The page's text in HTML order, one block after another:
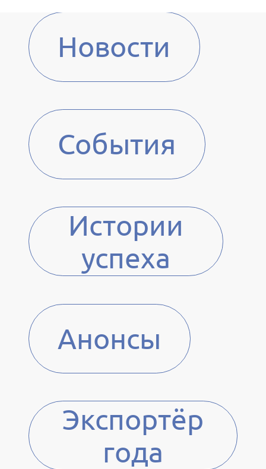
Новости
События
Истории
успеха
Анонсы
Экспортёр
года